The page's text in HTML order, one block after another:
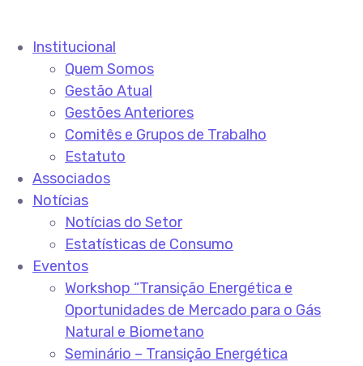
Institucional
Quem Somos
Gestão Atual
Gestões Anteriores
Comitês e Grupos de Trabalho
Estatuto
Associados
Notícias
Notícias do Setor
Estatísticas de Consumo
Eventos
Workshop “Transição Energética e
Oportunidades de Mercado para o Gás
Natural e Biometano
Seminário – Transição Energética